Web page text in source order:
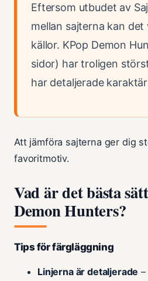
Eftersom utbudet av
mellan sajterna kan
källor. KPop Demon
sidor) har troligen
har detaljerade
Att jämföra sajterna ger dig
favoritmotiv.
Vad är det bästa
Demon Hunters?
Tips för färgläggning
Linjerna är detaljerade